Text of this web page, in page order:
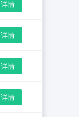
详情
详情
详情
详情